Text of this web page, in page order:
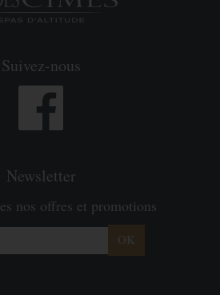
Suivez-nous
Newsletter
nos offres et promotions
OK